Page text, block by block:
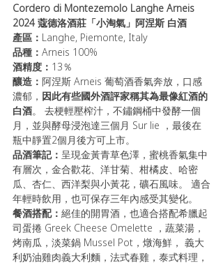
Cordero di Montezemolo Langhe Arneis
2024 蔻德洛酒莊「小淘氣」阿涅斯 白酒
產區： Langhe, Piemonte, Italy
品種： Arneis 100%
酒精度： 13％
釀造： 阿涅斯 Arneis 葡萄酒香氣奔放，口感
濃郁， 因此有些國外酒評家稱其為最像紅酒的
白酒。 去梗輕壓榨汁，不鏽鋼桶中發酵一個
月，並與酵母浸泡達三個月 Sur lie ，最後在
瓶中靜置2個月後方可上市。
品酒筆記： 呈現金黃青草色澤，蜜桃香氣集中
有層次，金合歡花、洋甘菊、柑橘皮、哈密
瓜、杏仁、西洋梨與小黃花，礦石風味。 適合
年輕時飲用，也可保存三年內感受其變化。
餐酒搭配： 絕佳的開胃酒，也適合搭配希臘起
司蛋捲 Greek Cheese Omelette ，蔬菜湯，
烤南瓜，淡菜鍋 Mussel Pot，燉海鮮， 義大
利奶油雞肉義大利麵，法式春雞，泰式料理，